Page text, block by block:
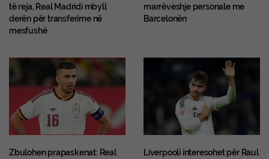
të reja, Real Madridi mbyll
derën për transferime në
mesfushë
marrëveshje personale me
Barcelonën
Zbulohen prapaskenat: Real
Liverpooli interesohet për Raul